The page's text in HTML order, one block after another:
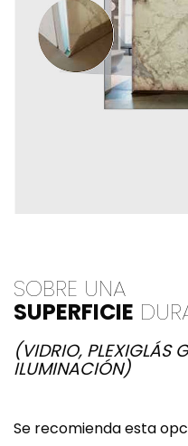
SOBRE UNA
SUPERFICIE
(VIDRIO, PLEXIGLÁS
ILUMINACIÓN)
Se recomienda esta